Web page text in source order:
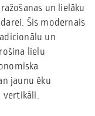
un lielāku
Šis modernais
un
lielu
jaunu ēku
vertikāli.